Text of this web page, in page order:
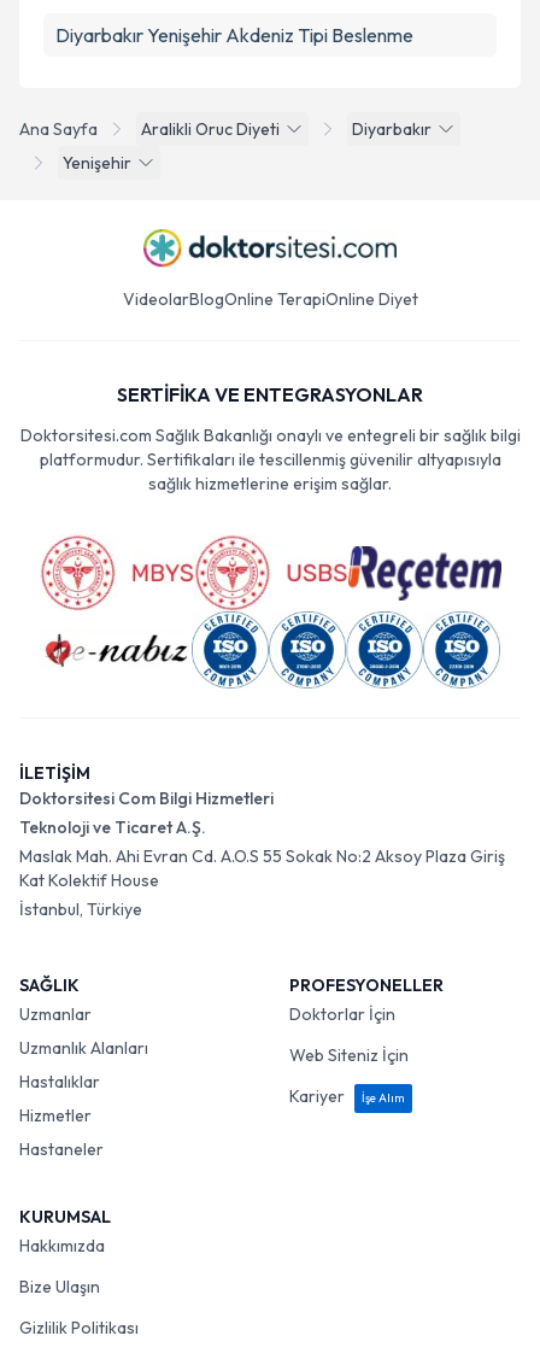
Ana Sayfa Aralikli Oruc Diyeti
Diyarbakır
Yenişehir
Diyarbakır Yenişehir Akdeniz Tipi Beslenme
Videolar BlogOnline TerapiOnline Diyet
SERTİFİKA VE ENTEGRASYONLAR
Doktorsitesi.com Sağlık Bakanlığı onaylı ve entegreli bir sağlık bilgi
platformudur. Sertifikaları ile tescillenmiş güvenilir altyapısıyla
sağlık hizmetlerine erişim sağlar.
İLETİŞİM
Doktorsitesi Com Bilgi Hizmetleri
Teknoloji ve Ticaret A.Ş.
Maslak Mah. Ahi Evran Cd. A.O.S 55 Sokak No:2 Aksoy Plaza Giriş
Kat Kolektif House
İstanbul, Türkiye
SAĞLIK
Uzmanlar
Uzmanlık Alanları
Hastalıklar
Hizmetler
Hastaneler
PROFESYONELLER
Doktorlar İçin
Web Siteniz İçin
Kariyer
İşe Alım
KURUMSAL
Hakkımızda
Bize Ulaşın
Gizlilik Politikası